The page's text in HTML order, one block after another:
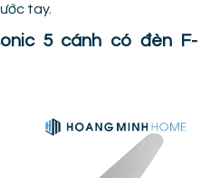
tay.
5 cánh có đèn F-